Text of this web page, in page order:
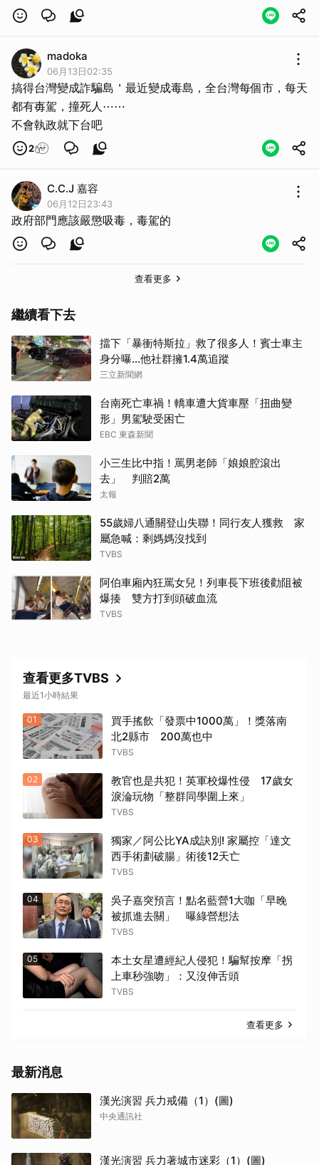
madoka
06月13日02:35
搞得台灣變成詐騙島＇最近變成毒島，全台灣每個市，每天
都有毐駕，撞死人⋯⋯
不會執政就下台吧
2
C.C.J 嘉容
06月12日23:43
政府部門應該嚴懲吸毒，毒駕的
查看更多
繼續看下去
擋下「暴衝特斯拉」救了很多人！賓士車主
身分曝…他社群擁1.4萬追蹤
三立新聞網
台南死亡車禍！轎車遭大貨車壓「扭曲變
形」男駕駛受困亡
EBC 東森新聞
小三生比中指！罵男老師「娘娘腔滾出
去」 判賠2萬
太報
55歲婦八通關登山失聯！同行友人獲救 家
屬急喊：剩媽媽沒找到
TVBS
阿伯車廂內狂罵女兒！列車長下班後勸阻被
爆揍 雙方打到頭破血流
TVBS
查看更多TVBS
最近1小時結果
01
買手搖飲「發票中1000萬」！獎落南
北2縣市 200萬也中
TVBS
02
教官也是共犯！英軍校爆性侵 17歲女
淚淪玩物「整群同學圍上來」
TVBS
03
獨家／阿公比YA成訣別! 家屬控「達文
西手術劃破腸」術後12天亡
TVBS
04
吳子嘉突預言！點名藍營1大咖「早晚
被抓進去關」 曝綠營想法
TVBS
05
本土女星遭經紀人侵犯！騙幫按摩「拐
上車秒強吻」：又沒伸舌頭
TVBS
查看更多
最新消息
漢光演習 兵力戒備（1）(圖)
中央通訊社
漢光演習 兵力著城市迷彩（1）(圖)